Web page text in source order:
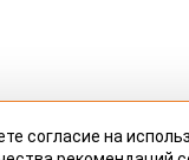
согласие на